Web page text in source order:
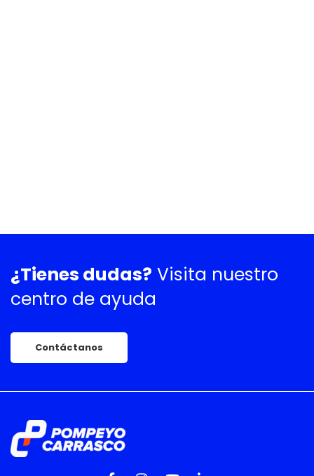
¿Tienes dudas? Visita nuestro
centro de ayuda
Contáctanos